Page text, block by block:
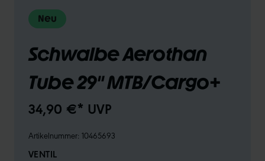
Neu
Schwalbe Aerothan
Tube 29" MTB/Cargo+
34,90 €* UVP
Artikelnummer: 10465693
VENTIL